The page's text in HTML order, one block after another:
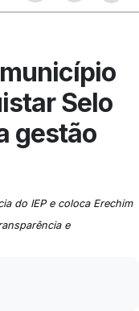
Selo
gestão
do IEP e coloca Erechim
e